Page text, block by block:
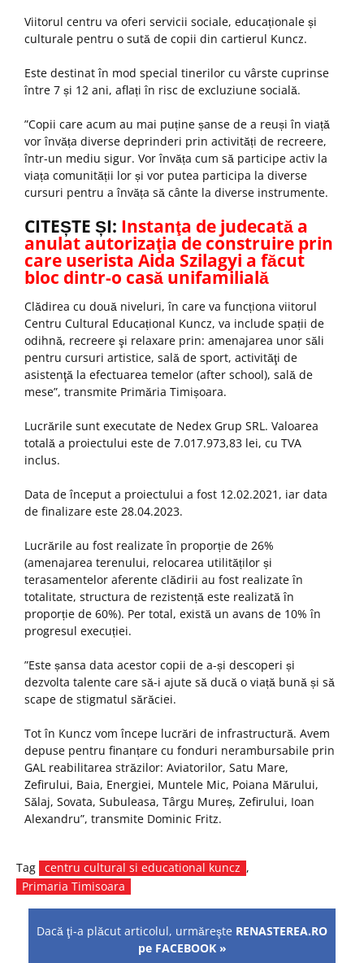
Viitorul centru va oferi servicii sociale, educaționale și
culturale pentru o sută de copii din cartierul Kuncz.
Este destinat în mod special tinerilor cu vârste cuprinse
între 7 și 12 ani, aflați în risc de excluziune socială.
”Copii care acum au mai puține șanse de a reuși în viață
vor învăța diverse deprinderi prin activități de recreere,
într-un mediu sigur. Vor învăța cum să participe activ la
viața comunității lor și vor putea participa la diverse
cursuri pentru a învăța să cânte la diverse instrumente.
CITEȘTE ȘI: Instanţa de judecată a
anulat autorizaţia de construire prin
care userista Aida Szilagyi a făcut
bloc dintr-o casă unifamilială
Clădirea cu două niveluri, în care va funcționa viitorul
Centru Cultural Educațional Kuncz, va include spații de
odihnă, recreere şi relaxare prin: amenajarea unor săli
pentru cursuri artistice, sală de sport, activităţi de
asistenţă la efectuarea temelor (after school), sală de
mese”, transmite Primăria Timișoara.
Lucrările sunt executate de Nedex Grup SRL. Valoarea
totală a proiectului este de 7.017.973,83 lei, cu TVA
inclus.
Data de început a proiectului a fost 12.02.2021, iar data
de finalizare este 28.04.2023.
Lucrările au fost realizate în proporție de 26%
(amenajarea terenului, relocarea utilităților și
terasamentelor aferente clădirii au fost realizate în
totalitate, structura de rezistență este realizată în
proporție de 60%). Per total, există un avans de 10% în
progresul execuției.
”Este șansa data acestor copii de a-și descoperi și
dezvolta talente care să-i ajute să ducă o viață bună și să
scape de stigmatul sărăciei.
Tot în Kuncz vom începe lucrări de infrastructură. Avem
depuse pentru finanțare cu fonduri nerambursabile prin
GAL reabilitarea străzilor: Aviatorilor, Satu Mare,
Zefirului, Baia, Energiei, Muntele Mic, Poiana Mărului,
Sălaj, Sovata, Subuleasa, Târgu Mureș, Zefirului, Ioan
Alexandru”, transmite Dominic Fritz.
Tag centru cultural si educational kuncz ,
Primaria Timisoara
Dacă ţi-a plăcut articolul, urmăreşte RENASTEREA.RO
pe FACEBOOK »